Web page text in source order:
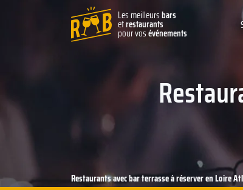
Les meilleursbars
etrestaurants
pour vosévénements
Restaurants avec bar terrasse à réserver en Loire